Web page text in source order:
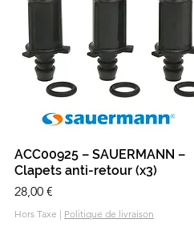
Aperçu rapide
ACC00925 – SAUERMANN –
Clapets anti-retour (x3)
Prix
28,00 €
Hors Taxe | Politique de livraison